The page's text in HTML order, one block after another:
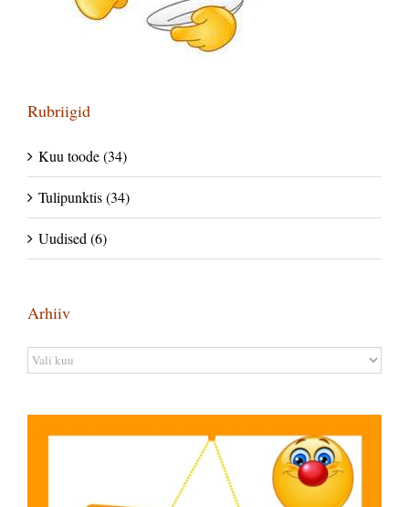
Rubriigid
Kuu toode (34)
Tulipunktis (34)
Uudised (6)
Arhiiv
Arhiiv